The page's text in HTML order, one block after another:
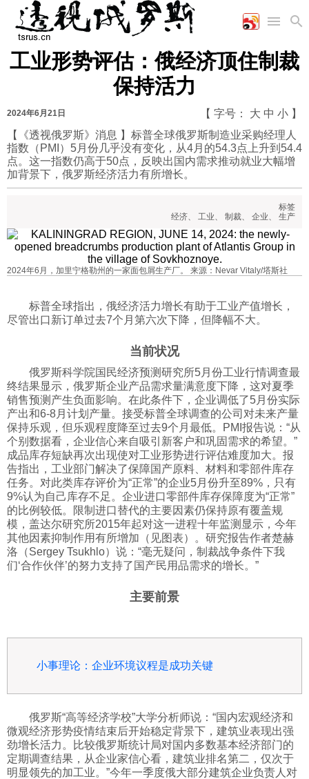
首页
国际
时政
陆军
军事合作
评论
工业
能源
农业
科技
社会
文化
美食
娱乐
历史
体育
旅游
图片新闻
漫画
视频
图表
工业形势评估：俄经济顶住制裁
保持活力
2024年6月21日 【 字号： 大 中 小 】
【《透视俄罗斯》消息 】标普全球俄罗斯制造业采购经理人
指数（PMI）5月份几乎没有变化，从4月的54.3点上升到54.4
点。这一指数仍高于50点，反映出国内需求推动就业大幅增
加背景下，俄罗斯经济活力有所增长。
标签
经济、 工业、 制裁、 企业、 生产
2024年6月，加里宁格勒州的一家面包屑生产厂。 来源：Nevar Vitaly/塔斯社
标普全球指出，俄经济活力增长有助于工业产值增长，
尽管出口新订单过去7个月第六次下降，但降幅不大。
当前状况
俄罗斯科学院国民经济预测研究所5月份工业行情调查最
终结果显示，俄罗斯企业产品需求量满意度下降，这对夏季
销售预测产生负面影响。在此条件下，企业调低了5月份实际
产出和6-8月计划产量。接受标普全球调查的公司对未来产量
保持乐观，但乐观程度降至过去9个月最低。PMI报告说：“从
个别数据看，企业信心来自吸引新客户和巩固需求的希望。”
成品库存短缺再次出现使对工业形势进行评估难度加大。报
告指出，工业部门解决了保障国产原料、材料和零部件库存
任务。对此类库存评价为“正常”的企业5月份升至89%，只有
9%认为自己库存不足。企业进口零部件库存保障度为“正常”
的比例较低。限制进口替代的主要因素仍保持原有覆盖规
模，盖达尔研究所2015年起对这一进程十年监测显示，今年
其他因素抑制作用有所增加（见图表）。研究报告作者楚赫
洛（Sergey Tsukhlo）说：“毫无疑问，制裁战争条件下我
们‘合作伙伴’的努力支持了国产民用品需求的增长。”
主要前景
小事理论：企业环境议程是成功关键
俄罗斯“高等经济学校”大学分析师说：“国内宏观经济和
微观经济形势疫情结束后开始稳定背景下，建筑业表现出强
劲增长活力。比较俄罗斯统计局对国内多数基本经济部门的
定期调查结果，从企业家信心看，建筑业排名第二，仅次于
明显领先的加工业。”今年一季度俄大部分建筑企业负责人对